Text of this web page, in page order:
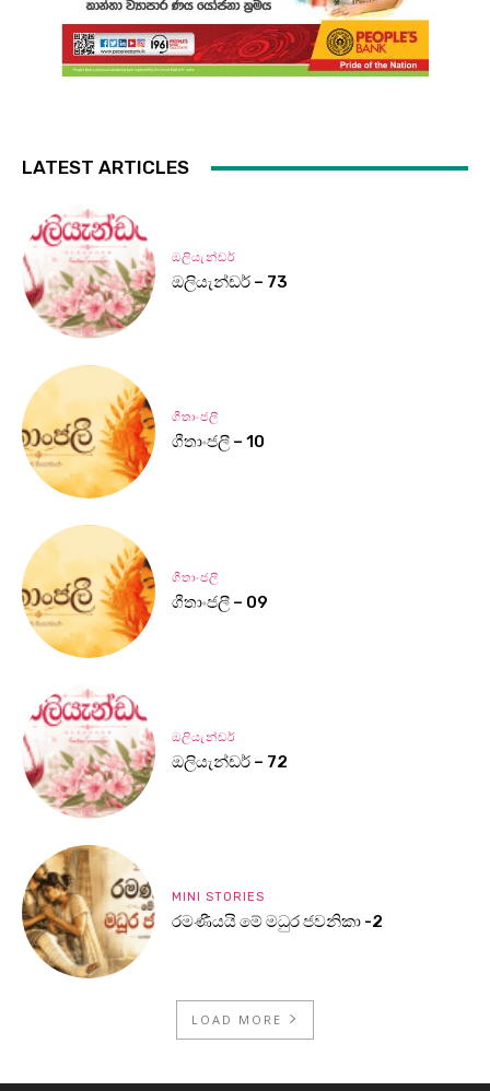
LATEST ARTICLES
ඔලියැන්ඩර්
ඔලියැන්ඩර් – 73
ගීතාංජලී
ගීතාංජලී – 10
ගීතාංජලී
ගීතාංජලී – 09
ඔලියැන්ඩර්
ඔලියැන්ඩර් – 72
MINI STORIES
රමණීයයි මේ මධුර ජවනිකා -2
LOAD MORE